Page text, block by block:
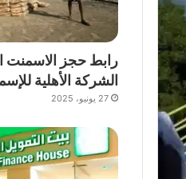
رابط حجز الاسمنت
الشركة الأهلية
27 يونيو، 2025